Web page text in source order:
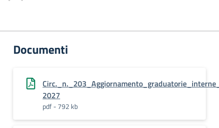
Documenti
2027
pdf - 792 kb